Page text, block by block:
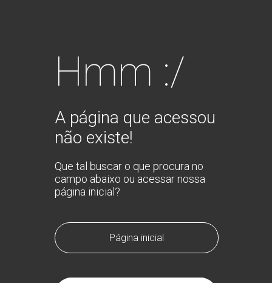
Hmm :/
A página que acessou
não existe!
Que tal buscar o que procura no
campo abaixo ou acessar nossa
página inicial?
Página inicial